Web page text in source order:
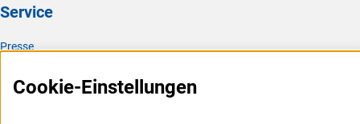
Service
Presse
Karriere
Cookie-Einstellungen